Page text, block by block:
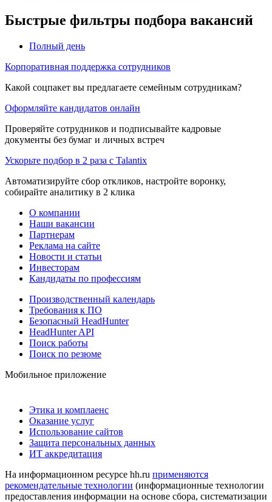
Быстрые фильтры подбора вакансий
Полный день
Корпоративная поддержка сотрудников
Какой соцпакет вы предлагаете семейным сотрудникам?
Оформляйте кандидатов онлайн
Проверяйте сотрудников и подписывайте кадровые
документы без бумаг и личных встреч
Ускорьте подбор в 2 раза с Talantix
Автоматизируйте сбор откликов, настройте воронку,
собирайте аналитику в 2 клика
О компании
Наши вакансии
Партнерам
Реклама на сайте
Новости и статьи
Инвесторам
Кандидаты по профессиям
Производственный календарь
Требования к ПО
Безопасный HeadHunter
HeadHunter API
Поиск работы
Поиск по резюме
Мобильное приложение
Этика и комплаенс
Оказание услуг
Использование сайтов
Защита персональных данных
ИТ аккредитация
На информационном ресурсе hh.ru применяются
рекомендательные технологии (информационные технологии
предоставления информации на основе сбора, систематизации